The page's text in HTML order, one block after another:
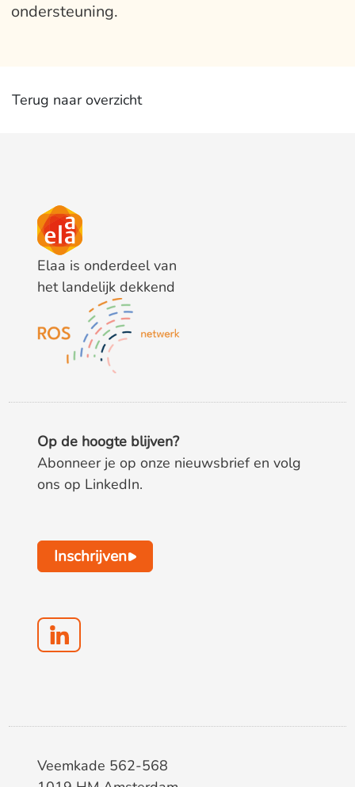
ondersteuning.
Terug naar overzicht
Elaa is onderdeel van
het landelijk dekkend
Op de hoogte blijven?
Abonneer je op onze nieuwsbrief en volg
ons op LinkedIn.
Inschrijven
Veemkade 562-568